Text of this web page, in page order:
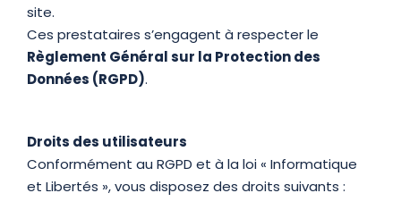
site.
Ces prestataires s’engagent à respecter le
Règlement Général sur la Protection des
Données (RGPD).
Droits des utilisateurs
Conformément au RGPD et à la loi « Informatique
et Libertés », vous disposez des droits suivants :